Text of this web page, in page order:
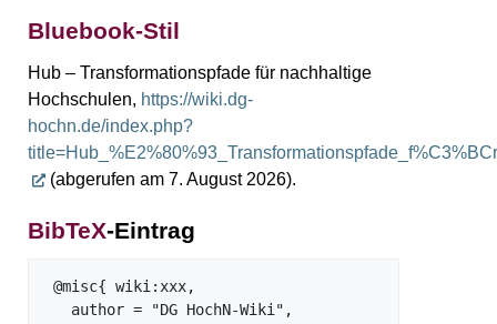
Bluebook-Stil
Hub – Transformationspfade für nachhaltige
Hochschulen, https://wiki.dg-
hochn.de/index.php?
(abgerufen am 7. August 2026).
BibTeX-Eintrag